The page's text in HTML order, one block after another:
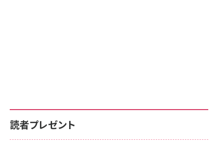
読者プレゼント